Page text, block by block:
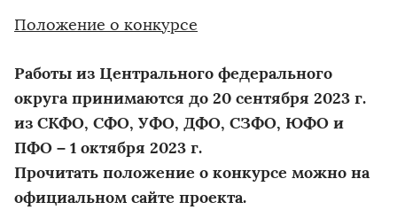
Положение о конкурсе
Работы из Центрального федерального
округа принимаются до 20 сентября 2023 г.
из СКФО, СФО, УФО, ДФО, СЗФО, ЮФО и
ПФО – 1 октября 2023 г.
Прочитать положение о конкурсе можно на
официальном сайте проекта.